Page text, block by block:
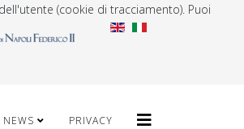
NEWS PRIVACY
(cookie di tracciamento). Puoi